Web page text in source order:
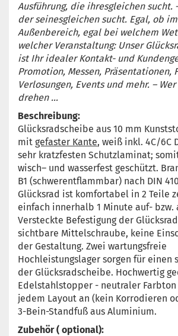
Ausführung, die ihresgleichen sucht.
der seinesgleichen sucht. Egal, ob
Außenbereich, egal bei welchem
welcher Veranstaltung: Unser
ist Ihr idealer Kontakt- und
Promotion, Messen, Präsentationen,
Verlosungen, Events und mehr. –
drehen …
Beschreibung:
Glücksradscheibe aus 10 mm
mit gefaster Kante, weiß inkl. 4C/6C
sehr kratzfesten Schutzlaminat;
wisch– und wasserfest geschützt.
B1 (schwerentflammbar) nach DIN
Glücksrad ist komfortabel in 2 Teile
einfach innerhalb 1 Minute auf- bzw.
Versteckte Befestigung der
sichtbare Mittelschraube, keine
der Gestaltung. Zwei wartungsfreie
Hochleistungslager sorgen für einen
der Glücksradscheibe. Hochwertig
Edelstahlstopper - neutraler Farbton
jedem Layout an (kein Korrodieren
3-Bein-Standfuß aus Aluminium.
Zubehör ( optional):